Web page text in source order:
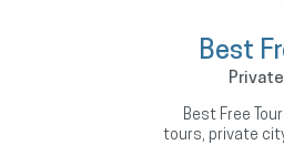
Best
Best Free
tours, private